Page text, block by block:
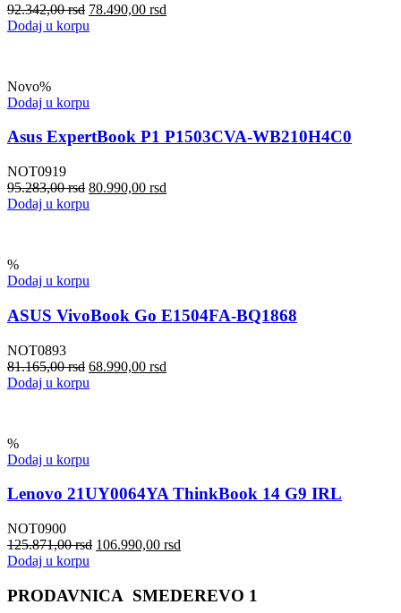
92.342,00rsd 78.490,00 rsd
Dodaj u korpu
Novo%
Dodaj u korpu
Asus ExpertBook P1 P1503CVA-WB210H4C0
NOT0919
95.283,00rsd 80.990,00 rsd
Dodaj u korpu
%
Dodaj u korpu
ASUS VivoBook Go E1504FA-BQ1868
NOT0893
81.165,00rsd 68.990,00 rsd
Dodaj u korpu
%
Dodaj u korpu
Lenovo 21UY0064YA ThinkBook 14 G9 IRL
NOT0900
125.871,00rsd 106.990,00 rsd
Dodaj u korpu
PRODAVNICA SMEDEREVO 1